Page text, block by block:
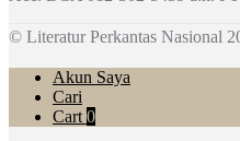
© Literatur Perkantas Nasional
Akun Saya
Cari
Cart 0